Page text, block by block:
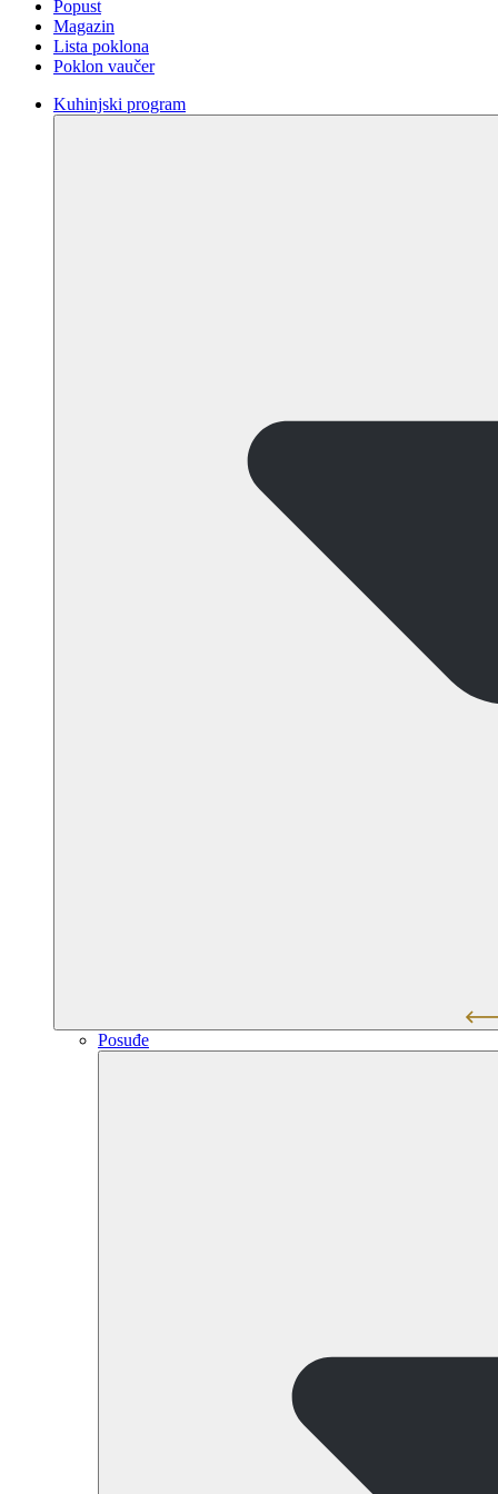
Popust
Magazin
Lista poklona
Poklon vaučer
Kuhinjski program
Posuđe